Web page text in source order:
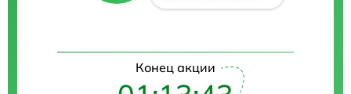
Конец акции